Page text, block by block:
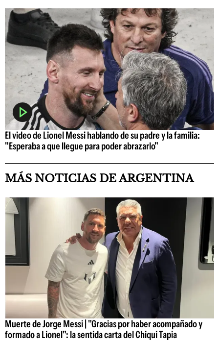
El video de Lionel Messi hablando de su padre y la familia:
"Esperaba a que llegue para poder abrazarlo"
MÁS NOTICIAS DE ARGENTINA
Muerte de Jorge Messi | "Gracias por haber acompañado y
formado a Lionel": la sentida carta del Chiqui Tapia